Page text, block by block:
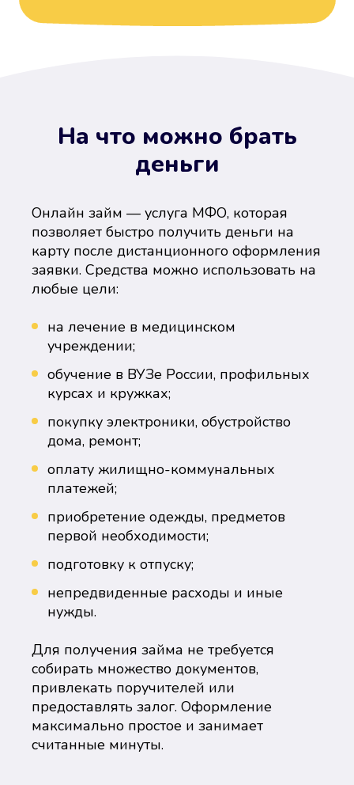
На что можно брать
деньги
Онлайн займ — услуга МФО, которая
позволяет быстро получить деньги на
карту после дистанционного оформления
заявки. Средства можно использовать на
любые цели:
на лечение в медицинском
учреждении;
обучение в ВУЗе России, профильных
курсах и кружках;
покупку электроники, обустройство
дома, ремонт;
оплату жилищно-коммунальных
платежей;
приобретение одежды, предметов
первой необходимости;
подготовку к отпуску;
непредвиденные расходы и иные
нужды.
Для получения займа не требуется
собирать множество документов,
привлекать поручителей или
предоставлять залог. Оформление
максимально простое и занимает
считанные минуты.